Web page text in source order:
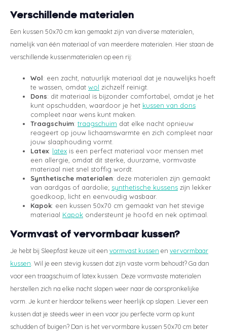
Verschillende materialen
Een kussen 50x70 cm kan gemaakt zijn van diverse materialen,
namelijk van één materiaal of van meerdere materialen. Hier staan de
verschillende kussenmaterialen op een rij:
Wol: een zacht, natuurlijk materiaal dat je nauwelijks hoeft
te wassen, omdat wol zichzelf reinigt.
Dons: dit materiaal is bijzonder comfortabel, omdat je het
kunt opschudden, waardoor je het kussen van dons
compleet naar wens kunt maken.
Traagschuim: traagschuim dat elke nacht opnieuw
reageert op jouw lichaamswarmte en zich compleet naar
jouw slaaphouding vormt.
Latex: latex is een perfect materiaal voor mensen met
een allergie, omdat dit sterke, duurzame, vormvaste
materiaal niet snel stoffig wordt.
Synthetische materialen: deze materialen zijn gemaakt
van aardgas of aardolie; synthetische kussens zijn lekker
goedkoop, licht en eenvoudig wasbaar.
Kapok: een kussen 50x70 cm gemaakt van het stevige
materiaal Kapok ondersteunt je hoofd en nek optimaal.
Vormvast of vervormbaar kussen?
Je hebt bij Sleepfast keuze uit een vormvast kussen en vervormbaar
kussen . Wil je een stevig kussen dat zijn vaste vorm behoudt? Ga dan
voor een traagschuim of latex kussen. Deze vormvaste materialen
herstellen zich na elke nacht slapen weer naar de oorspronkelijke
vorm. Je kunt er hierdoor telkens weer heerlijk op slapen. Liever een
kussen dat je steeds weer in een voor jou perfecte vorm op kunt
schudden of buigen? Dan is het vervormbare kussen 50x70 cm beter